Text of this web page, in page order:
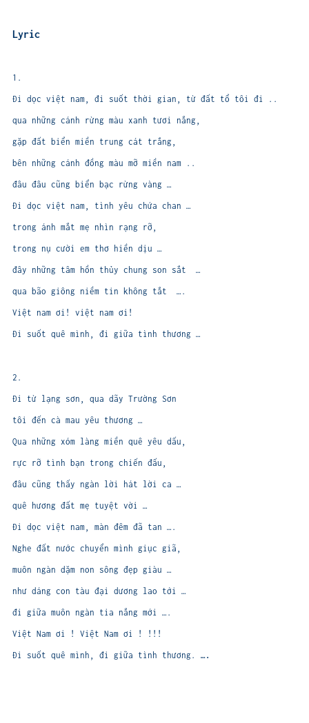
Lyric
1.
Đi dọc việt nam, đi suốt thời gian, từ đất tổ tôi đi ..
qua những cánh rừng màu xanh tươi nắng,
gặp đất biển miền trung cát trắng,
bên những cánh đồng màu mỡ miền nam ..
đâu đâu cũng biển bạc rừng vàng …
Đi dọc việt nam, tình yêu chứa chan …
trong ánh mắt mẹ nhìn rạng rỡ,
trong nụ cười em thơ hiền dịu …
đây những tâm hồn thủy chung son sắt …
qua bão giông niềm tin không tắt ….
Việt nam ơi! việt nam ơi!
Đi suốt quê mình, đi giữa tình thương …
2.
Đi từ lạng sơn, qua dãy Trường Sơn
tôi đến cà mau yêu thương …
Qua những xóm làng miền quê yêu dấu,
rực rỡ tình bạn trong chiến đấu,
đâu cũng thấy ngàn lời hát lời ca …
quê hương đất mẹ tuyệt vời …
Đi dọc việt nam, màn đêm đã tan ….
Nghe đất nước chuyển mình giục giã,
muôn ngàn dặm non sông đẹp giàu …
như dáng con tàu đại dương lao tới …
đi giữa muôn ngàn tia nắng mới ….
Việt Nam ơi ! Việt Nam ơi ! !!!
Đi suốt quê mình, đi giữa tình thương. ….